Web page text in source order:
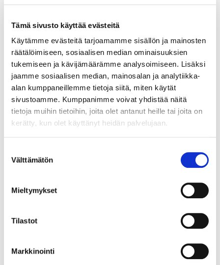
Tämä sivusto käyttää evästeitä
Käytämme evästeitä tarjoamamme sisällön ja mainosten
räätälöimiseen, sosiaalisen median ominaisuuksien
tukemiseen ja kävijämäärämme analysoimiseen. Lisäksi
jaamme sosiaalisen median, mainosalan ja analytiikka-
alan kumppaneillemme tietoja siitä, miten käytät
sivustoamme. Kumppanimme voivat yhdistää näitä
tietoja muihin tietoihin, joita olet antanut heille tai joita on
kerätty, kun olet käyttänyt heidän palvelujaan.
valinta
Välttämätön
Mieltymykset
Tilastot
Markkinointi
Sähköbasso Guyatone EB-25, valmistettu Japanissa, käytöstä
aiheutunutta kulumaa. Ota yhteys panttilainaamoon
kuljetusmaksuista sopimiseksi. Paino: 0 g
Tarjous:140 € (1)
Johtava huuto:tomba
Hakaniemen Pantti
20.8.2026 19:01:30